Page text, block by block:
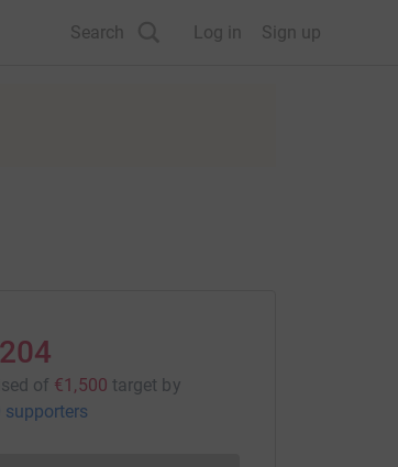
Search Log in Sign up
of €1,500 target by
supporters